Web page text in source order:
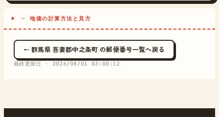
─ 地価の計算方法と見方
← 群馬県 吾妻郡中之条町 の郵便番号一覧へ戻る
最終更新日 · 2026/08/01 03:00:12